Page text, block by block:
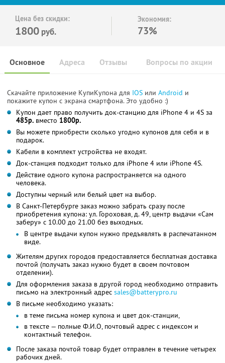
Цена без скидки:
1800 руб.
Экономия:
73%
Основное Отзывы Вопросы по акции
Адреса
Скачайте приложение КупиКупона для IOS или Android и
покажите купон с экрана смартфона. Это удобно :)
Купон дает право получить док-станцию для iPhone 4 и 4S за
485р. вместо 1800р.
Вы можете приобрести сколько угодно купонов для себя и в
подарок.
Кабели в комплект устройства не входят.
Док-станция подходит только для iPhone 4 или iPhone 4S.
Действие одного купона распространяется на одного
человека.
Доступны черный или белый цвет на выбор.
В Санкт-Петербурге заказ можно забрать сразу после
приобретения купона: ул. Гороховая, д. 49, центр выдачи «Сам
заберу» с 10.00 до 21.00 без выходных.
В центре выдачи купон нужно предъявлять в распечатанном
виде.
Жителям других городов предоставляется бесплатная доставка
почтой (получать заказ нужно будет в своем почтовом
отделении).
Для оформления заказа в другой город необходимо отправить
письмо на электронный адрес sales@batterypro.ru
В письме необходимо указать:
в теме письма номер купона и цвет док-станции,
в тексте — полные Ф.И.О, почтовый адрес с индексом и
контактный телефон.
После заказа почтой товар будет отправлен в течение четырех
рабочих дней.